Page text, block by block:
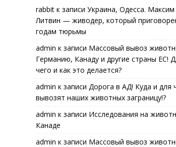
rabbitк записи Украина, Одесса. Максим
Литвин — живодер, который
годам тюрьмы
admin к записи Массовый вывоз
Германию, Канаду и другие страны ЕС!
чего и как это делается?
admin к записи Дорога в АД! Куда и для
вывозят наших животных заграницу!?
admin к записи Исследования на
Канаде
admin к записи Массовый вывоз